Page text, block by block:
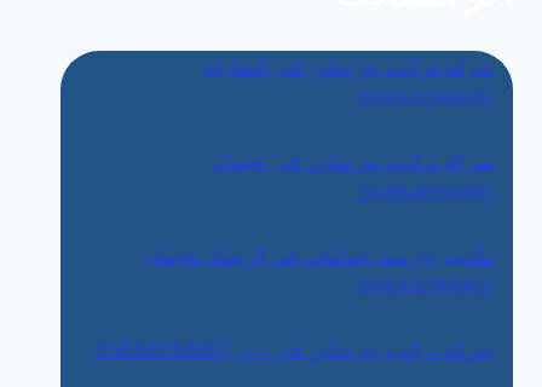
شركة تركيب بورسلين في الشارقة
شركة تركيب بورسلين في عجمان
تكسير وترميم حمامات في الرميلة بعجمان
شركة تركيب بورسلين في دبي |0565405680